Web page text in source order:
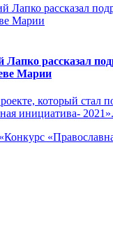
рассказал
Марии
который стал
инициатива- 2021».